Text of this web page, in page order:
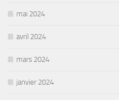
mai 2024
avril 2024
mars 2024
janvier 2024